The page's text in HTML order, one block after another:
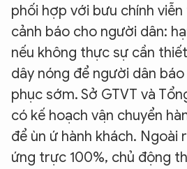
phối hợp với bưu chính
cảnh báo cho người dân:
nếu không thực sự cần
dây nóng để người dân
phục sớm. Sở GTVT và
có kế hoạch vận chuyển
để ùn ứ hành khách. Ngoài
ứng trực 100%, chủ động